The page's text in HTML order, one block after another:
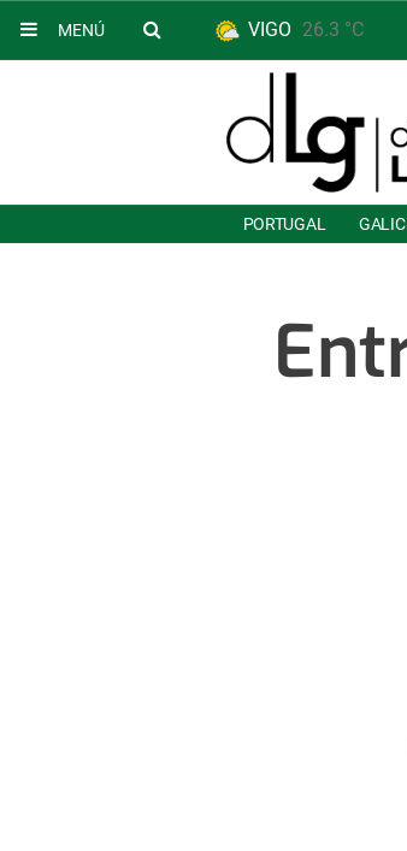
MENÚ VIGO 26.3 °C
PORTUGAL